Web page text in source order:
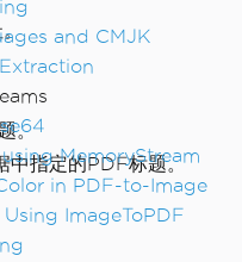
and CMJK
MemoryStream
in PDF-to-Image
ImageToPDF
。
。
中指定的PDF标题。